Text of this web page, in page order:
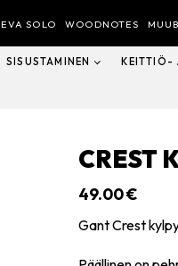
EVA SOLO WOODNOTES
SISUSTAMINEN KEITTIÖ-
CREST
49.00€
Gant Crest